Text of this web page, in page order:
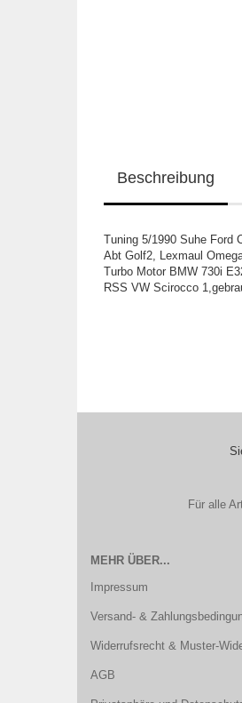
Beschreibung
Tuning 5/1990 Suhe Ford
Abt Golf2, Lexmaul
Turbo Motor BMW 730i
RSS VW Scirocco
Für alle
MEHR ÜBER...
Impressum
Versand- &
Widerrufsrecht & Muster-
AGB